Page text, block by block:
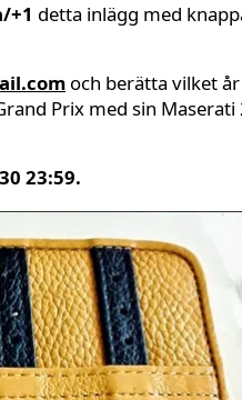
+1 detta inlägg med
och berätta vilket år
Prix med sin Maserati
23:59.